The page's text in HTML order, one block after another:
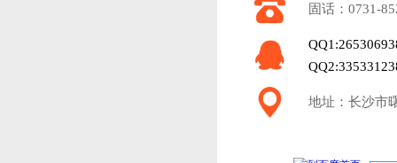
固话：0731-
地址：长沙市